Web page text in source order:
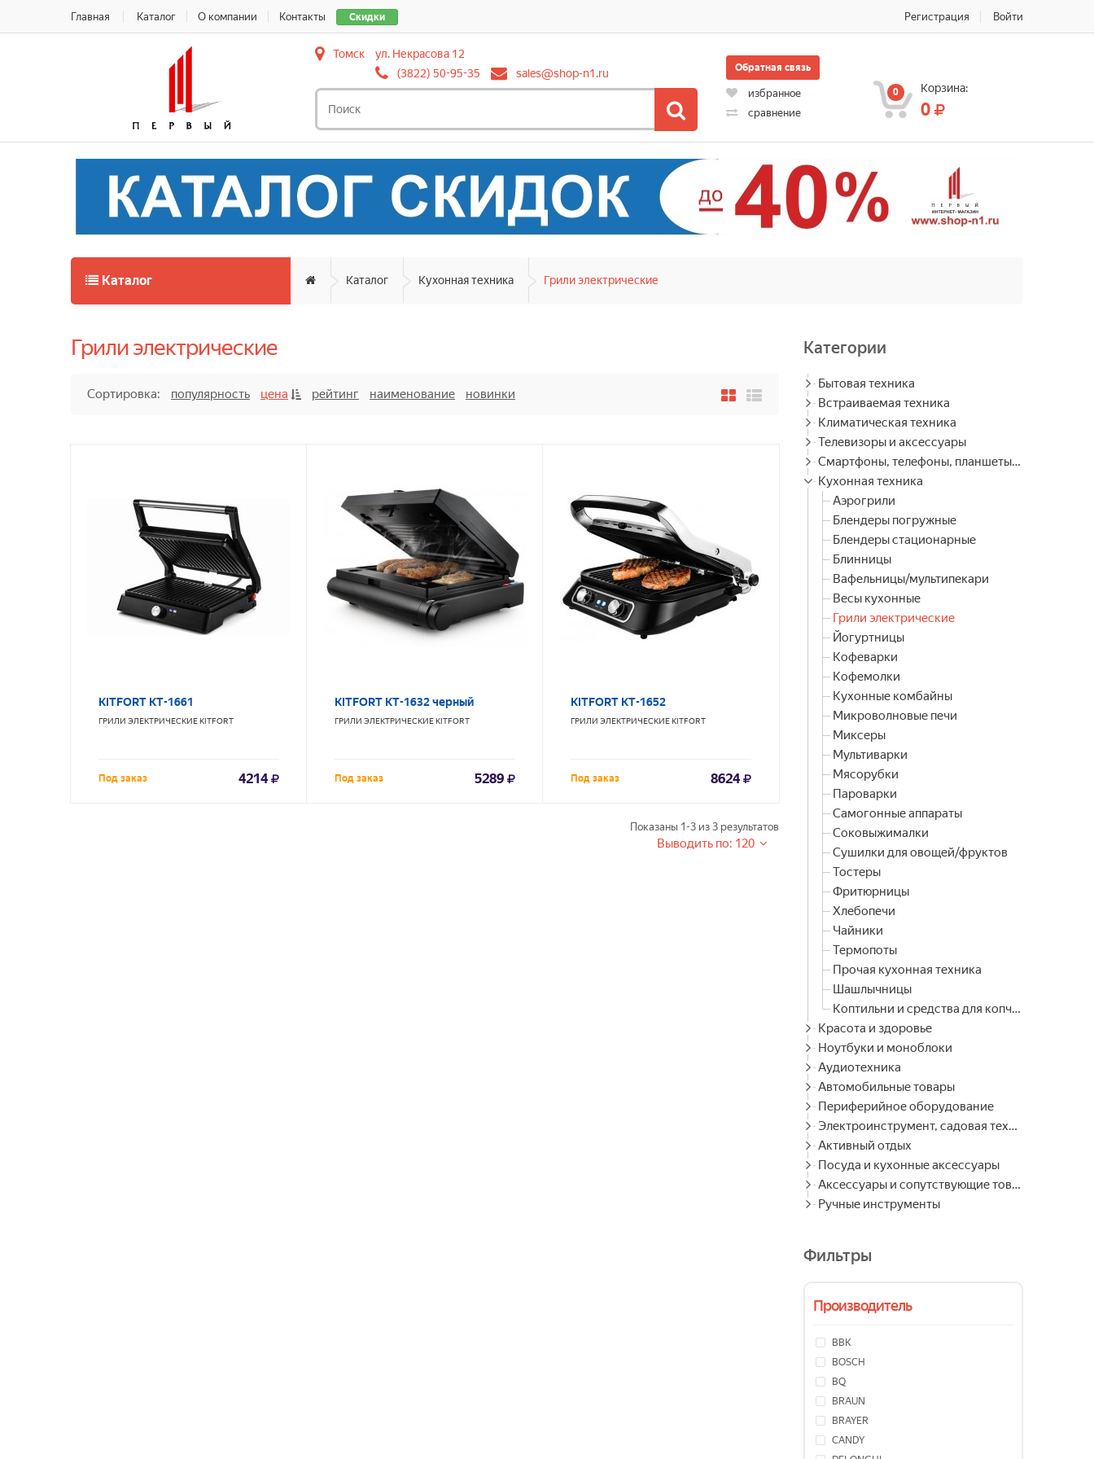
Скидки
Главная Каталог О компании Контакты Регистрация Войти
Томск
ул. Некрасова 12
(3822) 50-95-35
sales@shop-n1.ru Обратная связь
избранное
сравнение
0 Корзина:
0
Каталог Каталог Кухонная техника Грили электрические
Грили электрические
Сортировка: популярность цена рейтинг наименование новинки
KITFORT KT-1661
ГРИЛИ ЭЛЕКТРИЧЕСКИЕKITFORT
Под заказ 4214
KITFORT КТ-1632 черный
ГРИЛИ ЭЛЕКТРИЧЕСКИЕKITFORT
Под заказ 5289
KITFORT KT-1652
ГРИЛИ ЭЛЕКТРИЧЕСКИЕKITFORT
Под заказ 8624
Показаны 1-3 из 3 результатов
Выводить по: 120
Категории
Бытовая техника
Встраиваемая техника
Климатическая техника
Телевизоры и аксессуары
Смартфоны, телефоны, планшеты, часы
Кухонная техника
Аэрогрили
Блендеры погружные
Блендеры стационарные
Блинницы
Вафельницы/мультипекари
Весы кухонные
Грили электрические
Йогуртницы
Кофеварки
Кофемолки
Кухонные комбайны
Микроволновые печи
Миксеры
Мультиварки
Мясорубки
Пароварки
Самогонные аппараты
Соковыжималки
Сушилки для овощей/фруктов
Тостеры
Фритюрницы
Хлебопечи
Чайники
Термопоты
Прочая кухонная техника
Шашлычницы
Коптильни и средства для копчения
Красота и здоровье
Ноутбуки и моноблоки
Аудиотехника
Автомобильные товары
Периферийное оборудование
Электроинструмент, садовая техника
Активный отдых
Посуда и кухонные аксессуары
Аксессуары и сопутствующие товары
Ручные инструменты
Фильтры
Производитель
BBK
BOSCH
BQ
BRAUN
BRAYER
CANDY